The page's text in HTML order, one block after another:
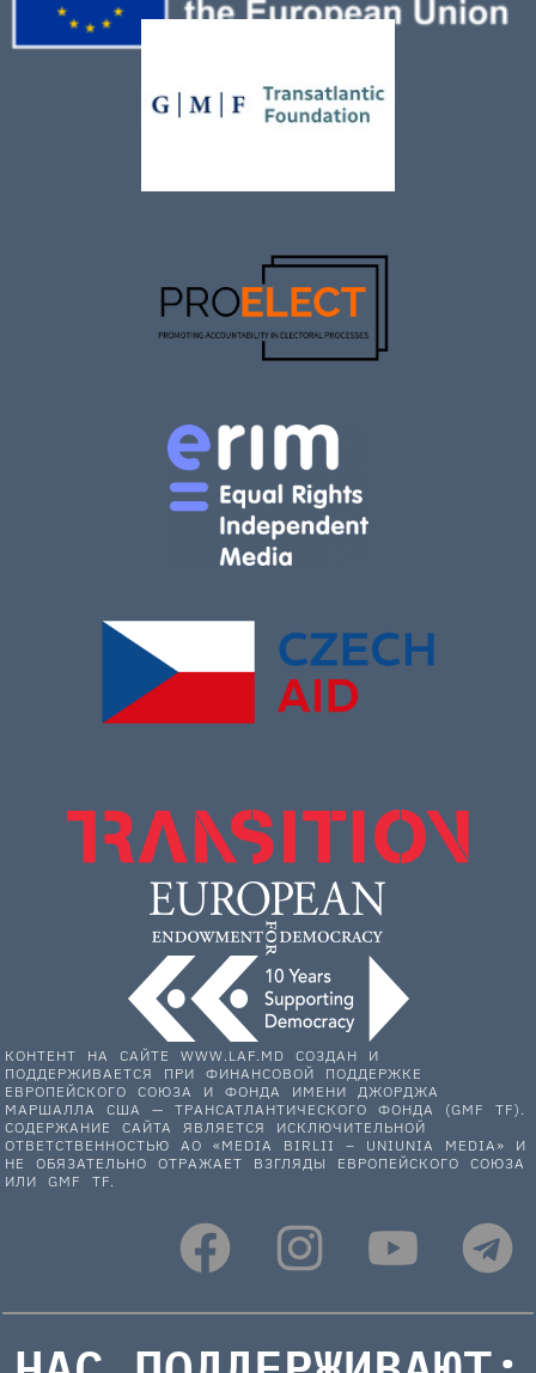
КОНТЕНТ НА САЙТЕ WWW.LAF.MD СОЗДАН И
ПОДДЕРЖИВАЕТСЯ ПРИ ФИНАНСОВОЙ ПОДДЕРЖКЕ
ЕВРОПЕЙСКОГО СОЮЗА И ФОНДА ИМЕНИ ДЖОРДЖА
МАРШАЛЛА США — ТРАНСАТЛАНТИЧЕСКОГО ФОНДА (GMF TF).
СОДЕРЖАНИЕ САЙТА ЯВЛЯЕТСЯ ИСКЛЮЧИТЕЛЬНОЙ
ОТВЕТСТВЕННОСТЬЮ АО «MEDIA BIRLII – UNIUNIA MEDIA» И
НЕ ОБЯЗАТЕЛЬНО ОТРАЖАЕТ ВЗГЛЯДЫ ЕВРОПЕЙСКОГО СОЮЗА
ИЛИ GMF TF.